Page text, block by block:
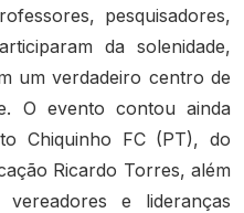
pesquisadores,
da solenidade,
um verdadeiro centro de
O evento contou ainda
Chiquinho FC (PT), do
Ricardo Torres, além
e lideranças